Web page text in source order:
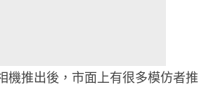
機推出後，市面上有很多模仿者推